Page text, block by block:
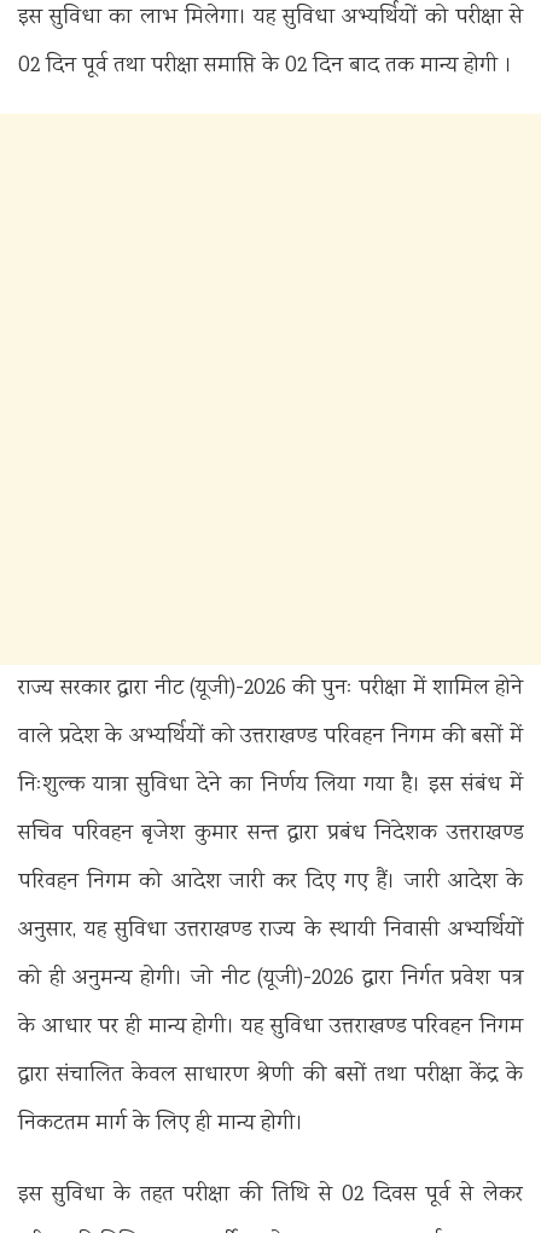
इस सुविधा का लाभ मिलेगा। यह सुविधा अभ्यर्थियों को परीक्षा से
02 दिन पूर्व तथा परीक्षा समाप्ति के 02 दिन बाद तक मान्य होगी ।
राज्य सरकार द्वारा नीट (यूजी)-2026 की पुनः परीक्षा में शामिल होने
वाले प्रदेश के अभ्यर्थियों को उत्तराखण्ड परिवहन निगम की बसों में
निःशुल्क यात्रा सुविधा देने का निर्णय लिया गया है। इस संबंध में
सचिव परिवहन बृजेश कुमार सन्त द्वारा प्रबंध निदेशक उत्तराखण्ड
परिवहन निगम को आदेश जारी कर दिए गए हैं। जारी आदेश के
अनुसार, यह सुविधा उत्तराखण्ड राज्य के स्थायी निवासी अभ्यर्थियों
को ही अनुमन्य होगी। जो नीट (यूजी)-2026 द्वारा निर्गत प्रवेश पत्र
के आधार पर ही मान्य होगी। यह सुविधा उत्तराखण्ड परिवहन निगम
द्वारा संचालित केवल साधारण श्रेणी की बसों तथा परीक्षा केंद्र के
निकटतम मार्ग के लिए ही मान्य होगी।
इस सुविधा के तहत परीक्षा की तिथि से 02 दिवस पूर्व से लेकर